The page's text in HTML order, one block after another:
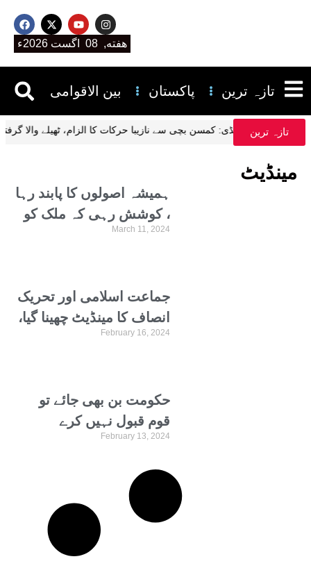
هفته, 08 اگست 2026ء
بین الاقوامی پاکستان تازہ ترین
تازہ ترین راولپنڈی: کمسن بچی سے نازیبا حرکات کا الزام، ٹھیلے والا آگئی
مینڈیٹ
ہمیشہ اصولوں کا پابند رہا
، کوشش رہی کہ ملک کو
جوڑا جائے، سابق صدر
March 11, 2024
جماعت اسلامی اور تحریک
انصاف کا مینڈیٹ چھینا گیا،
نعیم الرحمان برس پڑے
February 16, 2024
حکومت بن بھی جائے تو
قوم قبول نہیں کرے
گی،شاہ محمود قریشی
February 13, 2024